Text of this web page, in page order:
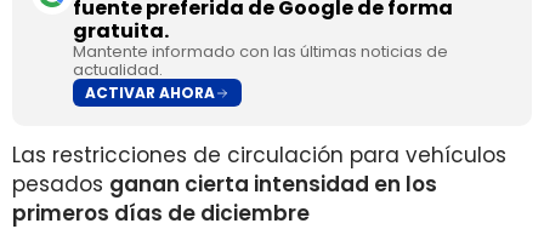
fuente preferida de Google de forma
gratuita.
Mantente informado con las últimas noticias de
actualidad.
ACTIVAR AHORA
Las restricciones de circulación para vehículos
pesados ganan cierta intensidad en los
primeros días de diciembre